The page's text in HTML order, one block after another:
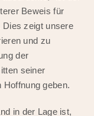
Beweis für
Dies zeigt unsere
und zu
der
seiner
geben.
in der Lage ist,